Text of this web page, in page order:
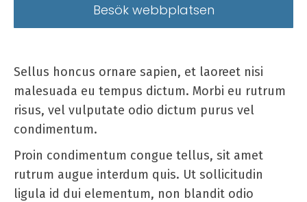
Besök webbplatsen
Sellus honcus ornare sapien, et laoreet nisi
malesuada eu tempus dictum. Morbi eu rutrum
risus, vel vulputate odio dictum purus vel
condimentum.
Proin condimentum congue tellus, sit amet
rutrum augue interdum quis. Ut sollicitudin
ligula id dui elementum, non blandit odio